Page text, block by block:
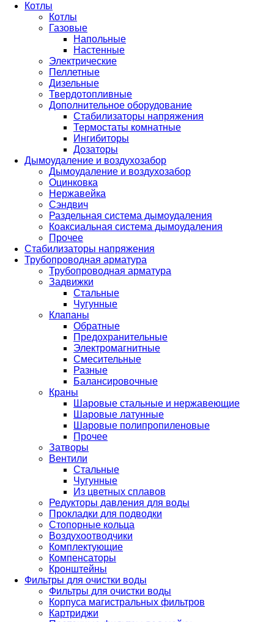
Котлы
Котлы
Газовые
Напольные
Настенные
Электрические
Пеллетные
Дизельные
Твердотопливные
Дополнительное оборудование
Стабилизаторы напряжения
Термостаты комнатные
Ингибиторы
Дозаторы
Дымоудаление и воздухозабор
Дымоудаление и воздухозабор
Оцинковка
Нержавейка
Сэндвич
Раздельная система дымоудаления
Коаксиальная система дымоудаления
Прочее
Стабилизаторы напряжения
Трубопроводная арматура
Трубопроводная арматура
Задвижки
Стальные
Чугунные
Клапаны
Обратные
Предохранительные
Электромагнитные
Смесительные
Разные
Балансировочные
Краны
Шаровые стальные и нержавеющие
Шаровые латунные
Шаровые полипропиленовые
Прочее
Затворы
Вентили
Стальные
Чугунные
Из цветных сплавов
Редукторы давления для воды
Прокладки для подводки
Стопорные кольца
Воздухоотводчики
Комплектующие
Компенсаторы
Кронштейны
Фильтры для очистки воды
Фильтры для очистки воды
Корпуса магистральных фильтров
Картриджи